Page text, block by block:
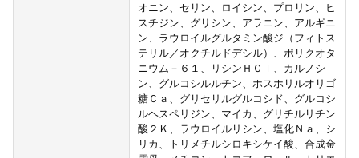
オニン、セリン、ロイシン、プロリン、ヒ
スチジン、グリシン、アラニン、アルギニ
ン、ラウロイルグルタミン酸ジ（フィトス
テリル／オクチルドデシル）、ポリクオタ
ニウム－６１、リシンＨＣｌ、カルノシ
ン、グルコシルルチン、ホスホリルオリゴ
糖Ｃａ、グリセリルグルコシド、グルコシ
ルヘスペリジン、マイカ、グリチルリチン
酸２Ｋ、ラウロイルリシン、塩化Ｎａ、シ
リカ、トリメチルシロキシケイ酸、合成金